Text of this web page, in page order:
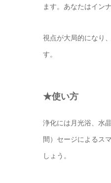
ます。あなたはイン
視点が大局的になり
す。
★使い方
浄化には月光浴、水
間）セージによるス
しょう。